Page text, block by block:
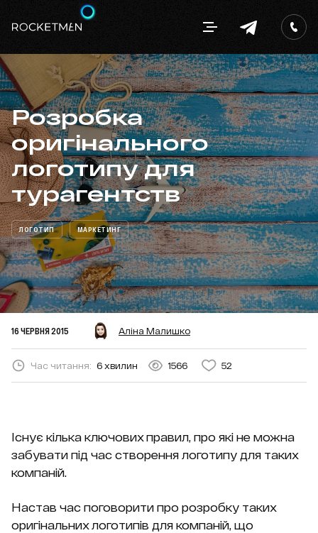
Розробка
оригінального
логотипу для
турагентств
ЛОГОТИП МАРКЕТИНГ
16 ЧЕРВНЯ 2015 Аліна Малишко
Час читання: 6 хвилин 1566 52
Існує кілька ключових правил, про які не можна
забувати під час створення логотипу для таких
компаній.
Настав час поговорити про розробку таких
оригінальних логотипів для компаній, що